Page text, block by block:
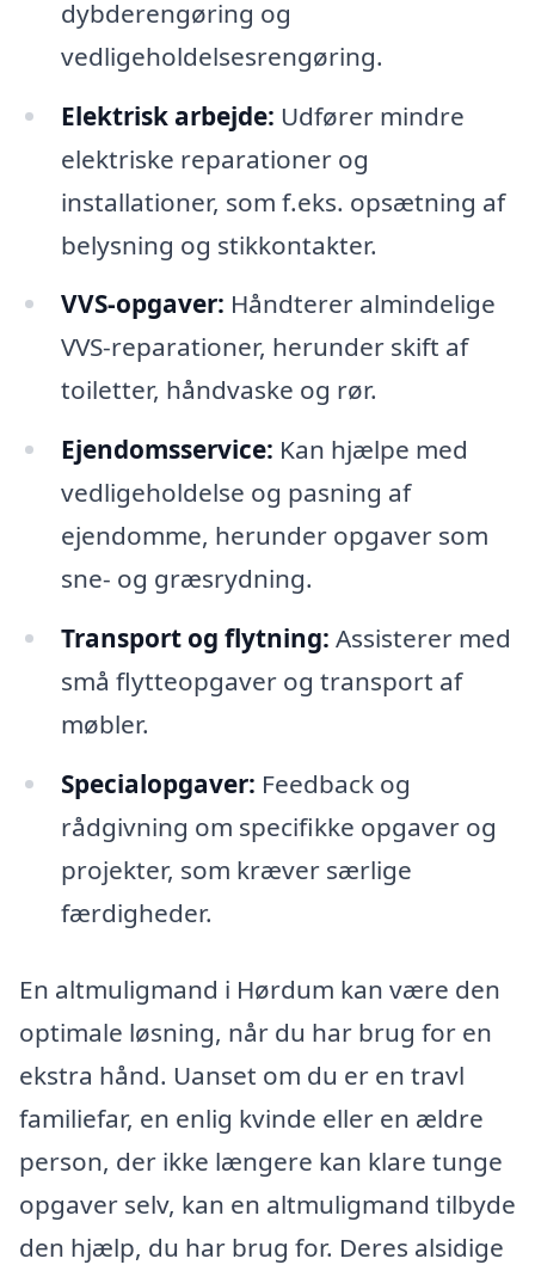
dybderengøring og
vedligeholdelsesrengøring.
Elektrisk arbejde: Udfører mindre
elektriske reparationer og
installationer, som f.eks. opsætning af
belysning og stikkontakter.
VVS-opgaver: Håndterer almindelige
VVS-reparationer, herunder skift af
toiletter, håndvaske og rør.
Ejendomsservice: Kan hjælpe med
vedligeholdelse og pasning af
ejendomme, herunder opgaver som
sne- og græsrydning.
Transport og flytning: Assisterer med
små flytteopgaver og transport af
møbler.
Specialopgaver: Feedback og
rådgivning om specifikke opgaver og
projekter, som kræver særlige
færdigheder.
En altmuligmand i Hørdum kan være den
optimale løsning, når du har brug for en
ekstra hånd. Uanset om du er en travl
familiefar, en enlig kvinde eller en ældre
person, der ikke længere kan klare tunge
opgaver selv, kan en altmuligmand tilbyde
den hjælp, du har brug for. Deres alsidige